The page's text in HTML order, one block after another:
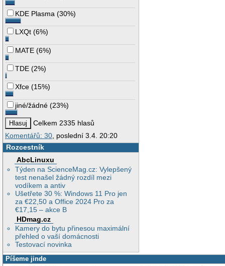
KDE Plasma (30%)
LXQt (6%)
MATE (6%)
TDE (2%)
Xfce (15%)
jiné/žádné (23%)
Celkem 2335 hlasů
Komentářů: 30, poslední 3.4. 20:20
Rozcestník
AbcLinuxu
Týden na ScienceMag.cz: Vylepšený
test nenašel žádný rozdíl mezi
vodíkem a antiv
Ušetřete 30 %: Windows 11 Pro jen
za €22,50 a Office 2024 Pro za
€17,15 – akce B
HDmag.cz
Kamery do bytu přinesou maximální
přehled o vaší domácnosti
Testovací novinka
Píšeme jinde